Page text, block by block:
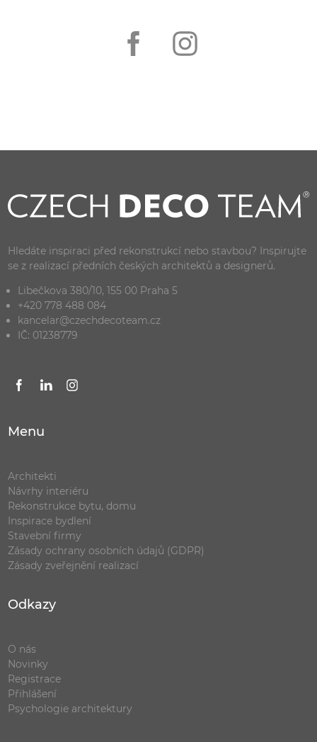
Hledáte inspiraci před rekonstrukcí nebo stavbou? Inspirujte
se z realizací předních českých architektů a designerů.
Libečkova 380/10, 155 00 Praha 5
+420 778 488 084
kancelar@czechdecoteam.cz
IČ: 01238779
Menu
Architekti
Návrhy interiéru
Rekonstrukce bytu, domu
Inspirace bydlení
Stavební firmy
Zásady ochrany osobních údajů (GDPR)
Zásady zveřejnění realizací
Odkazy
O nás
Novinky
Registrace
Přihlášení
Psychologie architektury